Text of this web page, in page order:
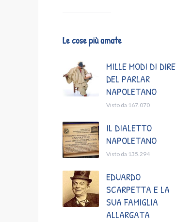
Le cose più amate
MILLE MODI DI DIRE
DEL PARLAR
NAPOLETANO
Visto da 167.070
IL DIALETTO
NAPOLETANO
Visto da 135.294
EDUARDO
SCARPETTA E LA
SUA FAMIGLIA
ALLARGATA